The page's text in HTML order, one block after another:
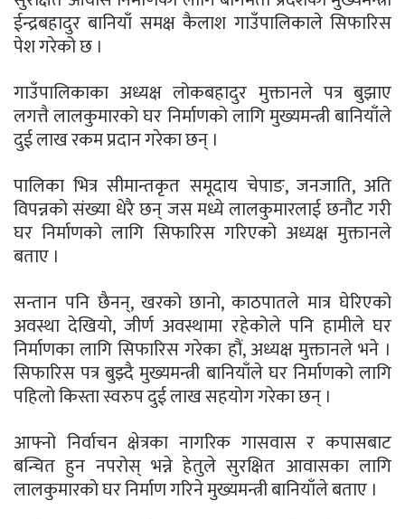
ईन्द्रबहादुर बानियाँ समक्ष कैलाश गाउँपालिकाले सिफारिस
पेश गरेको छ ।
गाउँपालिकाका अध्यक्ष लोकबहादुर मुक्तानले पत्र बुझाए
लगत्तै लालकुमारको घर निर्माणको लागि मुख्यमन्त्री बानियाँले
दुई लाख रकम प्रदान गरेका छन् ।
पालिका भित्र सीमान्तकृत समूदाय चेपाङ, जनजाति, अति
विपन्नको संख्या धेरै छन् जस मध्ये लालकुमारलाई छनौट गरी
घर निर्माणको लागि सिफारिस गरिएको अध्यक्ष मुक्तानले
बताए ।
सन्तान पनि छैनन्, खरको छानो, काठपातले मात्र घेरिएको
अवस्था देखियो, जीर्ण अवस्थामा रहेकोले पनि हामीले घर
निर्माणका लागि सिफारिस गरेका हौं, अध्यक्ष मुक्तानले भने ।
सिफारिस पत्र बुझ्दै मुख्यमन्त्री बानियाँले घर निर्माणको लागि
पहिलाे किस्ता स्वरुप दुई लाख सहयोग गरेका छन् ।
आफ्नो निर्वाचन क्षेत्रका नागरिक गासवास र कपासबाट
बन्चित हुन नपरोस् भन्ने हेतुले सुरक्षित आवासका लागि
लालकुमारकाे घर निर्माण गरिने मुख्यमन्त्री बानियाँले बताए ।